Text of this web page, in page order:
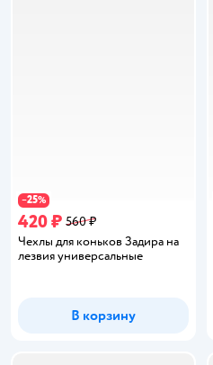
−25%
420 ₽ 560 ₽
Чехлы для коньков Задира на
лезвия универсальные
В корзину